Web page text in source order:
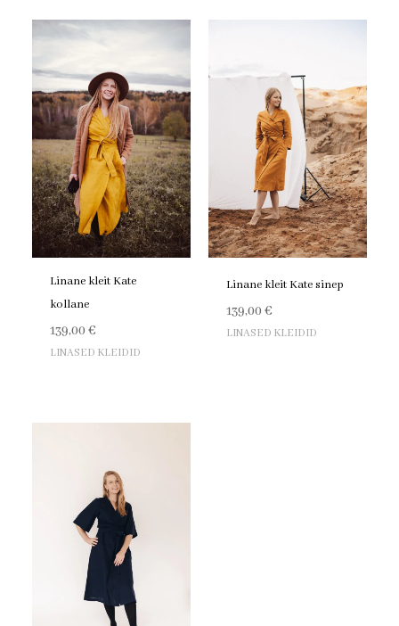
Linane kleit Kate
kollane
139,00€
LINASED KLEIDID
Linane kleit Kate sinep
139,00€
LINASED KLEIDID